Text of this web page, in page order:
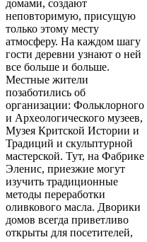
домами, создают
неповторимую, присущую
только этому месту
атмосферу. На каждом шагу
гости деревни узнают о ней
все больше и больше.
Местные жители
позаботились об
организации: Фольклорного
и Археологического музеев,
Музея Критской Истории и
Традиций и скульптурной
мастерской. Тут, на Фабрике
Эленис, приезжие могут
изучить традиционные
методы переработки
оливкового масла. Дворики
домов всегда приветливо
открыты для посетителей,